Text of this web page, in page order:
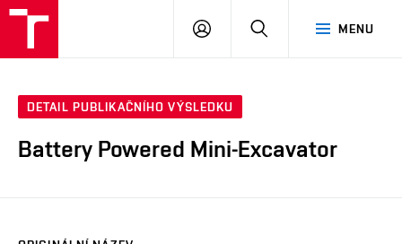
MENU
PŘIHLÁSIT
DETAIL PUBLIKAČNÍHO VÝSLEDKU
Battery Powered Mini-Excavator